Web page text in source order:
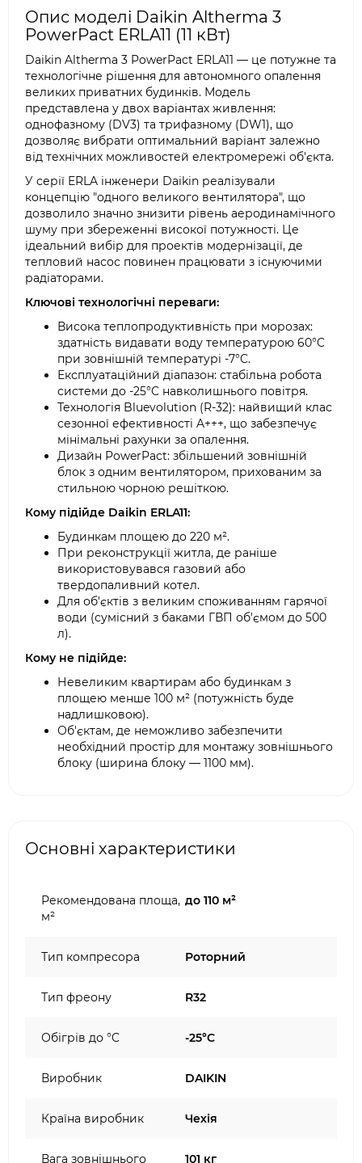
Опис моделі Daikin Altherma 3
PowerPact ERLA11 (11 кВт)
Daikin Altherma 3 PowerPact ERLA11 — це потужне та
технологічне рішення для автономного опалення
великих приватних будинків. Модель
представлена у двох варіантах живлення:
однофазному (DV3) та трифазному (DW1), що
дозволяє вибрати оптимальний варіант залежно
від технічних можливостей електромережі об'єкта.
У серії ERLA інженери Daikin реалізували
концепцію "одного великого вентилятора", що
дозволило значно знизити рівень аеродинамічного
шуму при збереженні високої потужності. Це
ідеальний вибір для проектів модернізації, де
тепловий насос повинен працювати з існуючими
радіаторами.
Ключові технологічні переваги:
Висока теплопродуктивність при морозах:
здатність видавати воду температурою 60°C
при зовнішній температурі -7°C.
Експлуатаційний діапазон: стабільна робота
системи до -25°C навколишнього повітря.
Технологія Bluevolution (R-32): найвищий клас
сезонної ефективності A+++, що забезпечує
мінімальні рахунки за опалення.
Дизайн PowerPact: збільшений зовнішній
блок з одним вентилятором, прихованим за
стильною чорною решіткою.
Кому підійде Daikin ERLA11:
Будинкам площею до 220 м².
При реконструкції житла, де раніше
використовувався газовий або
твердопаливний котел.
Для об'єктів з великим споживанням гарячої
води (сумісний з баками ГВП об'ємом до 500
л).
Кому не підійде:
Невеликим квартирам або будинкам з
площею менше 100 м² (потужність буде
надлишковою).
Об'єктам, де неможливо забезпечити
необхідний простір для монтажу зовнішнього
блоку (ширина блоку — 1100 мм).
Основні характеристики
Рекомендована площа,
м²
до 110 м²
Тип компресора Роторний
Тип фреону R32
Обігрів до °C -25°C
Виробник DAIKIN
Країна виробник Чехія
Вага зовнішнього 101 кг